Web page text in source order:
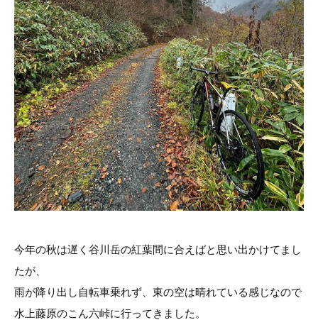
今年の秋は遅く谷川岳の紅葉間に合えばと思い出かけてまし
たが、
雨が降り出し自転車乗れず、東の空は晴れている感じなので
水上藤原のこん六峠に行ってきました。